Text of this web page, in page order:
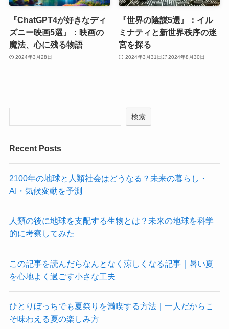
『ChatGPT4が好きなディ
ズニー映画5選』：映画の
魔法、心に残る物語
2024年3月28日
『世界の陰謀5選』：イル
ミナティと新世界秩序の迷
宮を探る
2024年3月31日 2024年8月30日
検索
Recent Posts
2100年の地球と人類社会はどうなる？未来の暮らし・
AI・気候変動を予測
人類の後に地球を支配する生物とは？未来の地球を科学
的に考察してみた
この記事を読んだらなんとなく涼しくなる記事｜暑い夏
を心地よく過ごす小さな工夫
ひとりぼっちでも夏祭りを満喫する方法｜一人だからこ
そ味わえる夏の楽しみ方